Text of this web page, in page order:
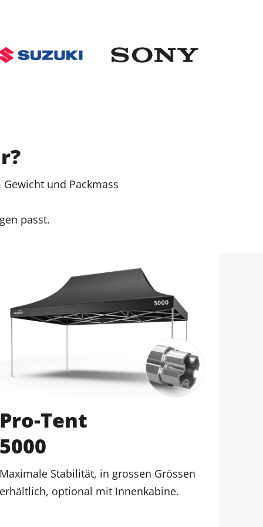
und Packmass
passt.
Pro-Tent
5000
Maximale Stabilität, in grossen Grössen
erhältlich, optional mit Innenkabine.